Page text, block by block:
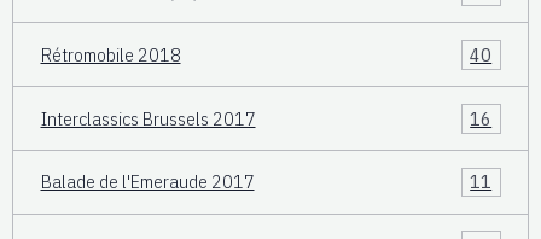
Rétromobile 2018 40
Interclassics Brussels 2017 16
Balade de l'Emeraude 2017 11